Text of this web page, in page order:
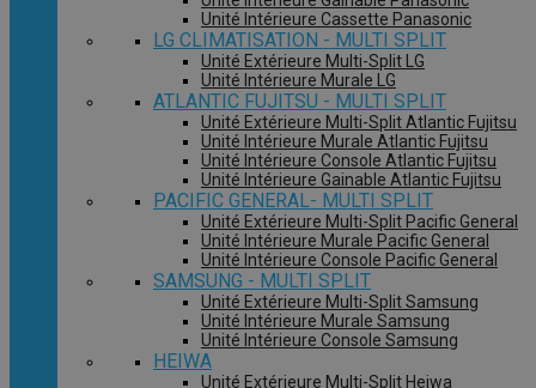
Unité Intérieure Cassette Panasonic
LG CLIMATISATION - MULTI SPLIT
Unité Extérieure Multi-Split LG
Unité Intérieure Murale LG
ATLANTIC FUJITSU - MULTI SPLIT
Unité Extérieure Multi-Split Atlantic Fujitsu
Unité Intérieure Murale Atlantic Fujitsu
Unité Intérieure Console Atlantic Fujitsu
Unité Intérieure Gainable Atlantic Fujitsu
PACIFIC GENERAL- MULTI SPLIT
Unité Extérieure Multi-Split Pacific General
Unité Intérieure Murale Pacific General
Unité Intérieure Console Pacific General
SAMSUNG - MULTI SPLIT
Unité Extérieure Multi-Split Samsung
Unité Intérieure Murale Samsung
Unité Intérieure Console Samsung
HEIWA
Unité Extérieure Multi-Split Heiwa